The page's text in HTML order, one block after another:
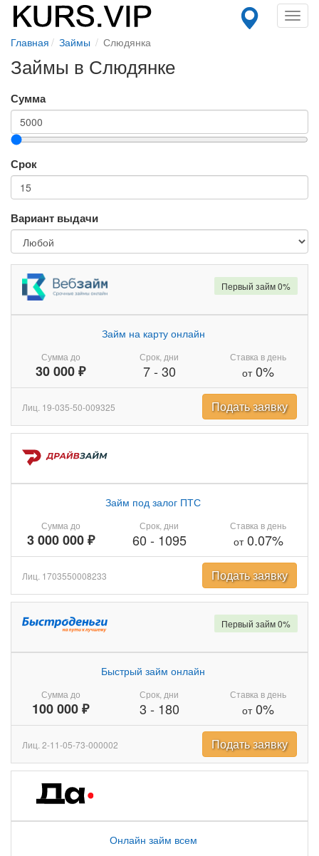
Главная Займы Слюдянка
Займы в Слюдянке
Сумма
Срок
Вариант выдачи
Сумма до
30 000 ₽
Займ на карту онлайн
Срок, дни
7- 30
Ставка в день
от0%
Первый займ 0%
Лиц. 19-035-50-009325 Подать заявку
Сумма до
3 000 000 ₽
Займ под залог ПТС
Срок, дни
60 - 1095
Ставка в день
от0.07%
Лиц. 1703550008233 Подать заявку
Сумма до
100 000 ₽
Быстрый займ онлайн
Срок, дни
3 - 180
Ставка в день
от0%
Первый займ 0%
Лиц. 2-11-05-73-000002 Подать заявку
Онлайн займ всем